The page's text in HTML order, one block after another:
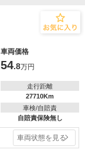
車両価格
54.8万円
走行距離
27710Km
車検/自賠責
自賠責保険無し
車両状態を見る